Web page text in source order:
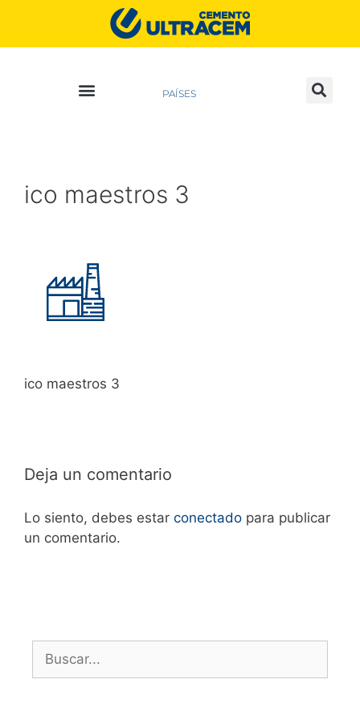
PAÍSES
ico maestros 3
ico maestros 3
Deja un comentario
Lo siento, debes estar conectado para publicar
un comentario.